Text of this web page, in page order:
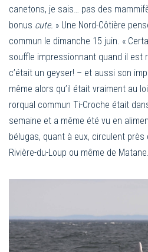
canetons, je sais… pas des
bonus cute. » Une Nord-Côtière
commun le dimanche 15 juin. «
souffle impressionnant quand il est
c’était un geyser! – et aussi son
même alors qu’il était vraiment au
rorqual commun Ti-Croche était
semaine et a même été vu en
bélugas, quant à eux, circulent près
Rivière-du-Loup ou même de Matane.